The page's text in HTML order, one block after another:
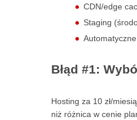
CDN/edge
Staging
Błąd #1:
Hosting za 10 zł/
niż różnica w cenie